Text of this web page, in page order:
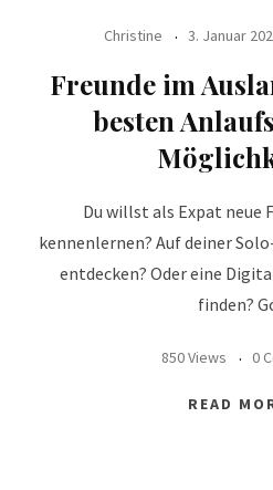
Christine 3. Januar
Freunde im
besten
Du willst als Expat neue
kennenlernen? Auf deiner
entdecken? Oder eine
finden?
850 Views 0
READ